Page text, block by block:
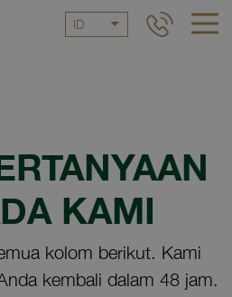
ID
KAMI
kolom berikut. Kami
kembali dalam 48 jam.